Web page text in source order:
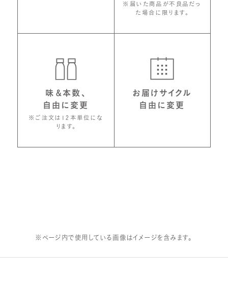
※届いた商品が不良品だっ
た場合に限ります。
味＆本数、
自由に変更
※ご注文は12本単位にな
ります。
お届けサイクル
自由に変更
※ページ内で使用している画像はイメージを含みます。